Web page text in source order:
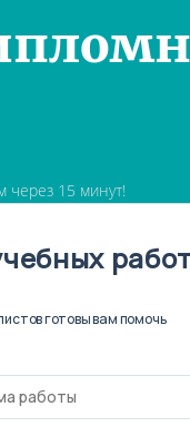
через 15 минут!
готовы вам помочь